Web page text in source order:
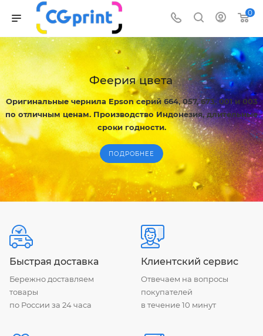
0
Феерия цвета
Оригинальные чернила Epson серий 664, 057, 673, 001 и 003
по отличным ценам. Производство Индонезия, длительные
сроки годности.
ПОДРОБНЕЕ
Быстрая доставка
Бережно доставляем
товары
по России за 24 часа
Клиентский сервис
Отвечаем на вопросы
покупателей
в течение 10 минут